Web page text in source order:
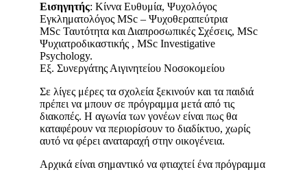
Εισηγητής: Κίννα Ευθυμία, Ψυχολόγος
Εγκληματολόγος MSc – Ψυχοθεραπεύτρια
MSc Ταυτότητα και Διαπροσωπικές Σχέσεις, MSc
Ψυχιατροδικαστικής , MSc Investigative
Psychology.
Εξ. Συνεργάτης Αιγινητείου Νοσοκομείου
Σε λίγες μέρες τα σχολεία ξεκινούν και τα παιδιά
πρέπει να μπουν σε πρόγραμμα μετά από τις
διακοπές. Η αγωνία των γονέων είναι πως θα
καταφέρουν να περιορίσουν το διαδίκτυο, χωρίς
αυτό να φέρει αναταραχή στην οικογένεια.
Αρχικά είναι σημαντικό να φτιαχτεί ένα πρόγραμμα